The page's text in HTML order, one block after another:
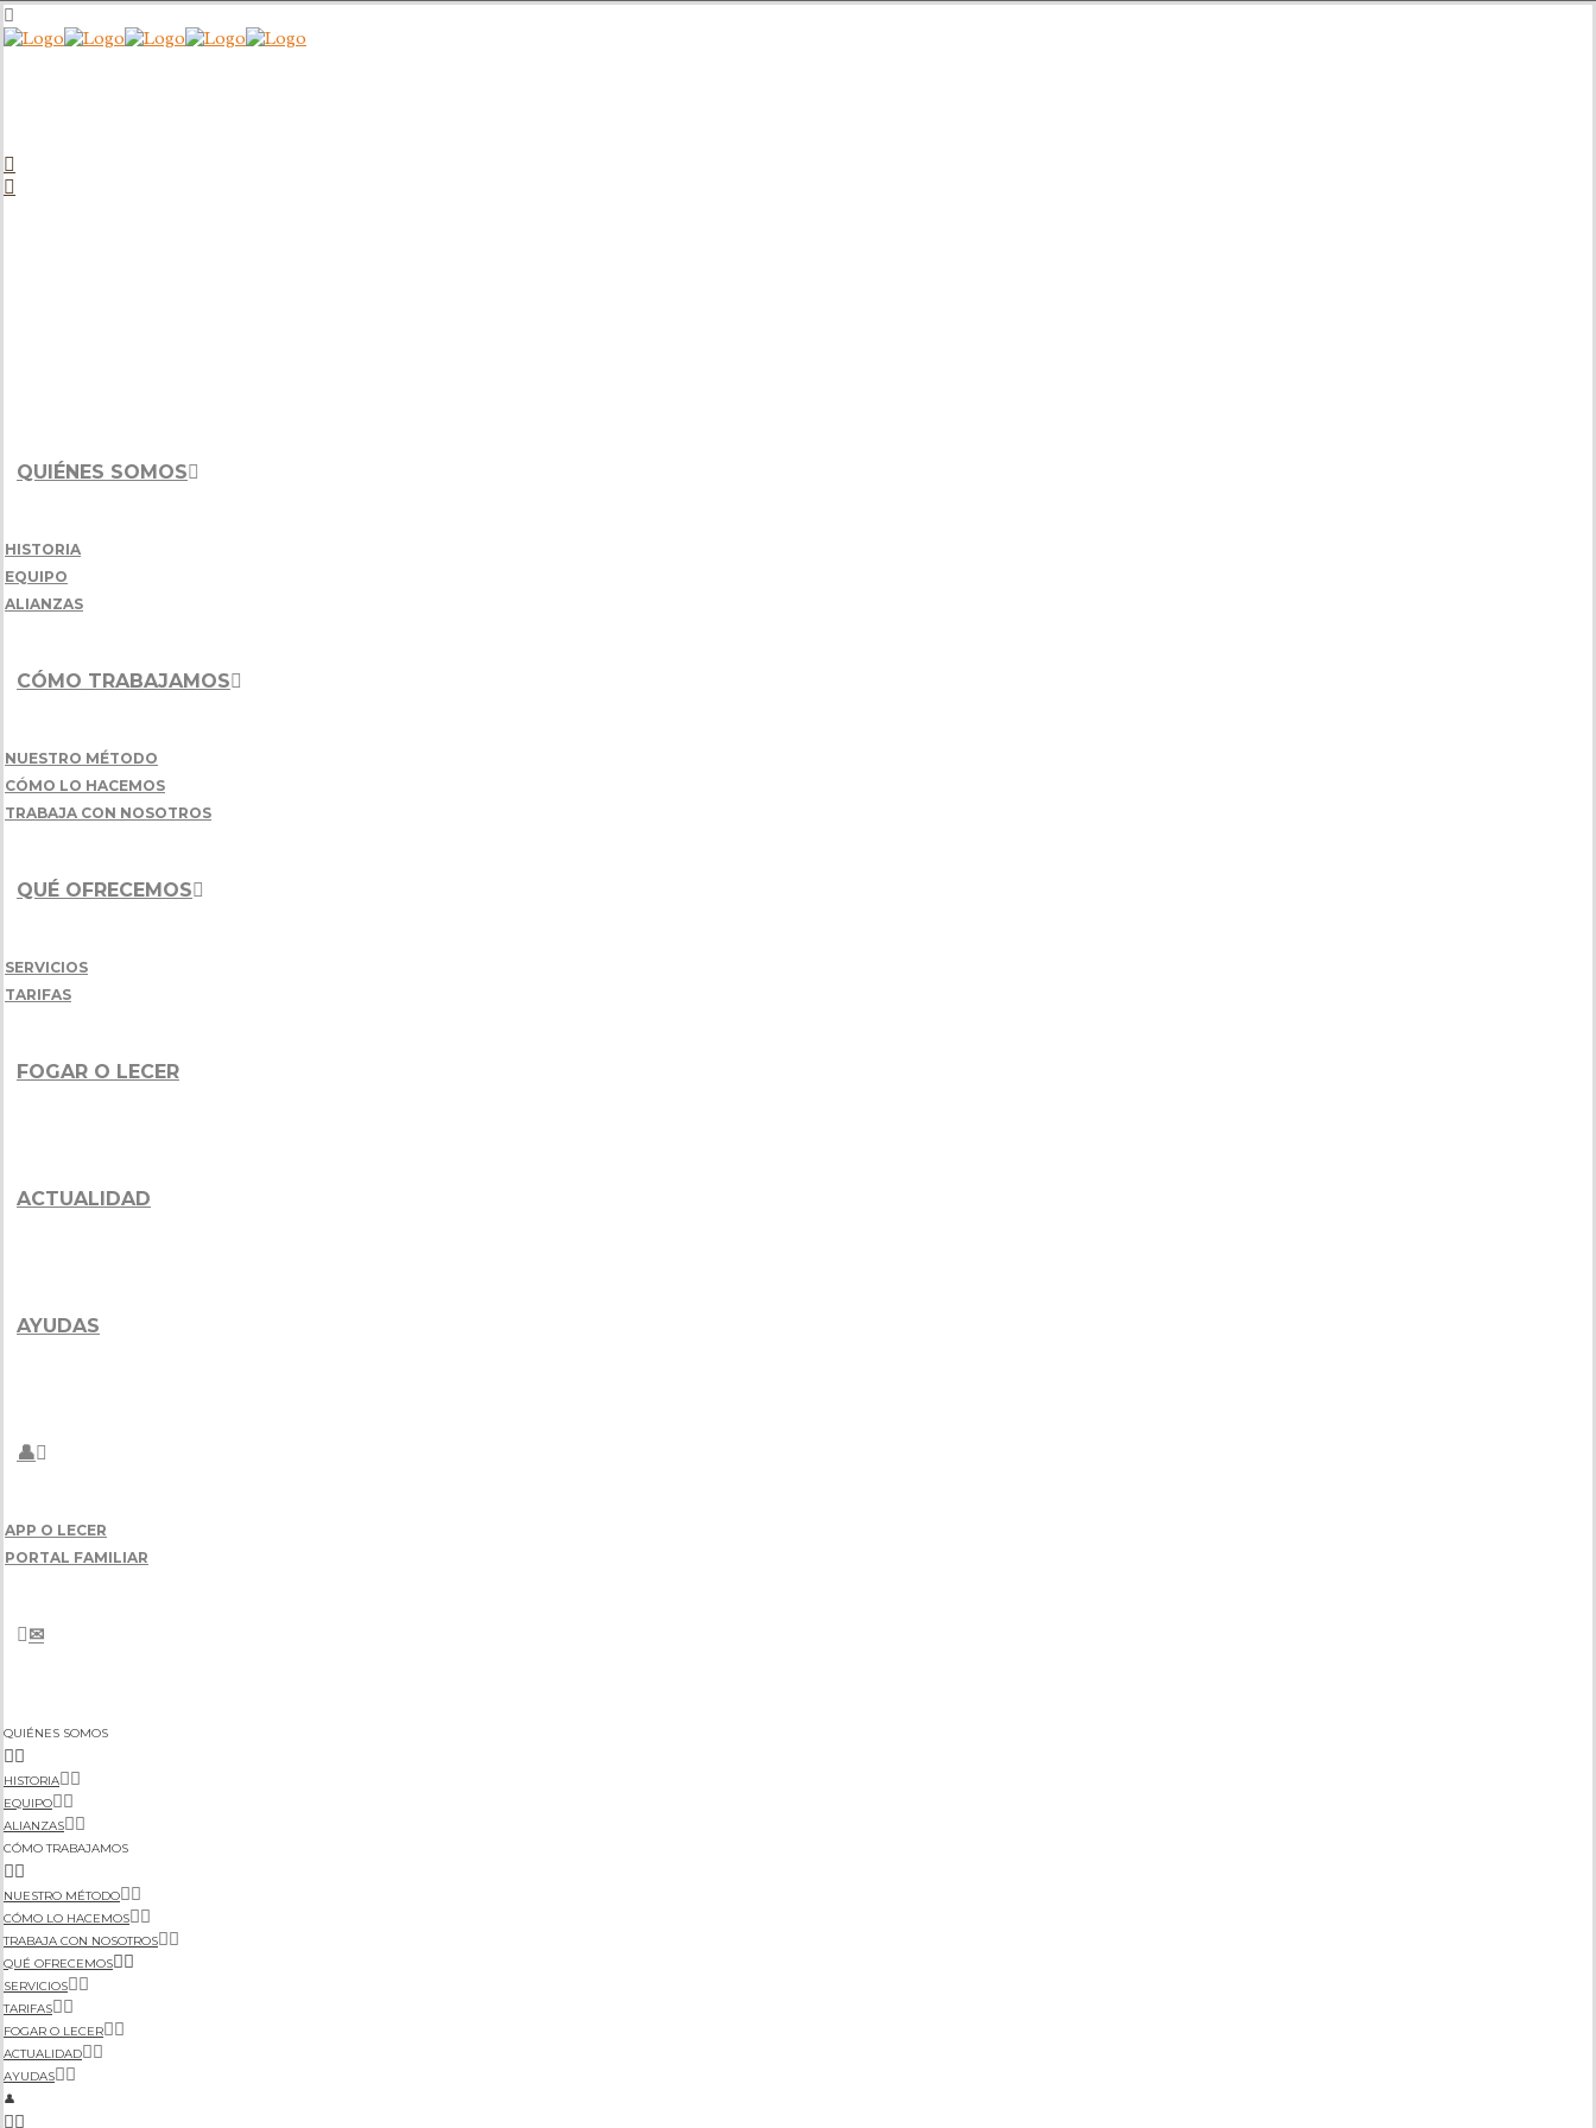
QUIÉNES SOMOS
HISTORIA
EQUIPO
ALIANZAS
CÓMO TRABAJAMOS
NUESTRO MÉTODO
CÓMO LO HACEMOS
TRABAJA CON NOSOTROS
QUÉ OFRECEMOS
SERVICIOS
TARIFAS
FOGAR O LECER
ACTUALIDAD
AYUDAS
👤
APP O LECER
PORTAL FAMILIAR
✉
QUIÉNES SOMOS
HISTORIA
EQUIPO
ALIANZAS
CÓMO TRABAJAMOS
NUESTRO MÉTODO
CÓMO LO HACEMOS
TRABAJA CON NOSOTROS
QUÉ OFRECEMOS
SERVICIOS
TARIFAS
FOGAR O LECER
ACTUALIDAD
AYUDAS
👤